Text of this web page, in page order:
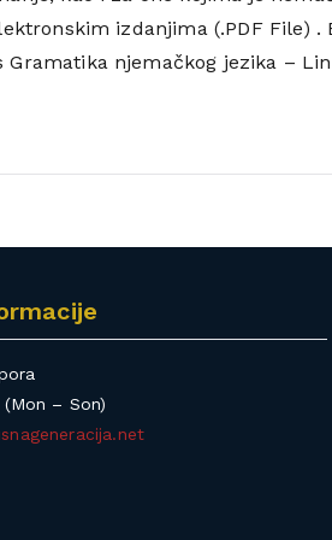
izdanjima (.PDF File) .
Gramatika njemačkog jezika –
– Son)